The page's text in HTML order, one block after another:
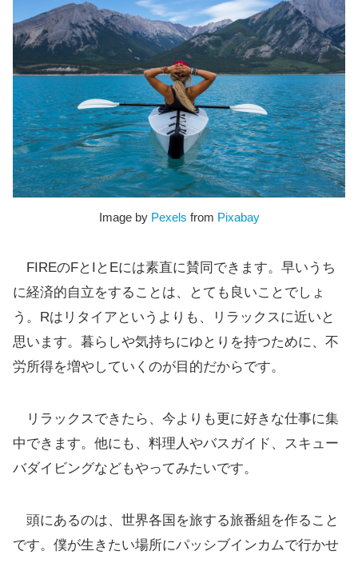
Image by Pexels from Pixabay
FIREのFとIとEには素直に賛同できます。早いうち
に経済的自立をすることは、とても良いことでしょ
う。Rはリタイアというよりも、リラックスに近いと
思います。暮らしや気持ちにゆとりを持つために、不
労所得を増やしていくのが目的だからです。
リラックスできたら、今よりも更に好きな仕事に集
中できます。他にも、料理人やバスガイド、スキュー
バダイビングなどもやってみたいです。
頭にあるのは、世界各国を旅する旅番組を作ること
です。僕が生きたい場所にパッシブインカムで行かせ